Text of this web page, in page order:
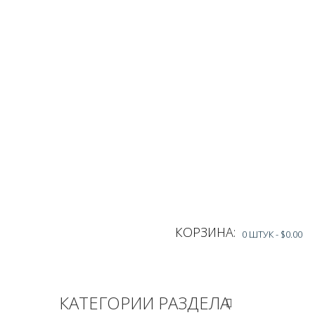
КОРЗИНА: 0 ШТУК - $0.00
КАТЕГОРИИ РАЗДЕЛА